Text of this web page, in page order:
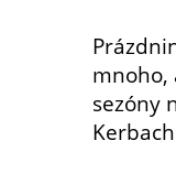
mnoho,
sezóny